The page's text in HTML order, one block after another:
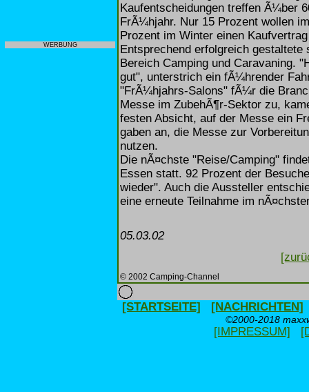
WERBUNG
Kaufentscheidungen treffen Ã¼ber
FrÃ¼hjahr. Nur 15 Prozent wollen
Prozent im Winter einen
Entsprechend erfolgreich
Bereich Camping und Caravaning.
gut", unterstrich ein fÃ¼hrender
"FrÃ¼hjahrs-Salons" fÃ¼r die
Messe im ZubehÃ¶r-Sektor zu,
festen Absicht, auf der Messe ein
gaben an, die Messe zur
nutzen.
Die nÃ¤chste "Reise/Camping"
Essen statt. 92 Prozent der
wieder". Auch die Aussteller
eine erneute Teilnahme im
05.03.02
© 2002 Camping-Channel
[STARTSEITE] [NACHRICHTEN]
©2000-2018
[IMPRESSUM]